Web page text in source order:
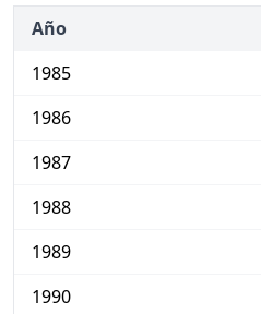
Año
1985
1986
1987
1988
1989
1990